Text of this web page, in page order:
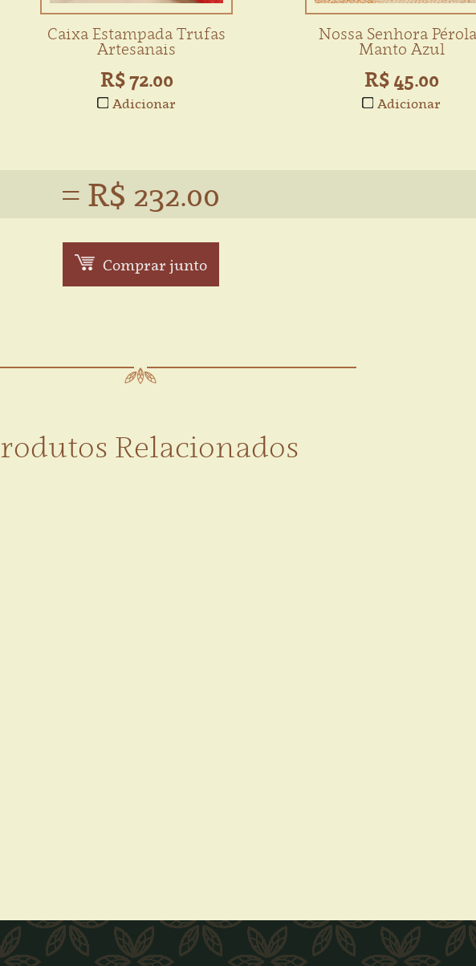
Caixa Estampada Trufas
Artesanais
R$ 72.00
Adicionar
Nossa Senhora
Manto Azul
R$ 45.00
Adicionar
= R$ 232.00
Comprar junto
Relacionados